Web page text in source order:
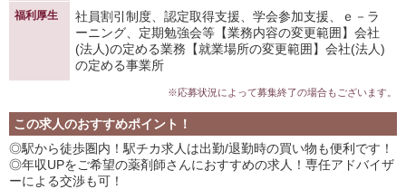
福利厚生
社員割引制度、認定取得支援、学会参加支援、ｅ－ラ
ーニング、定期勉強会等【業務内容の変更範囲】会社
(法人)の定める業務【就業場所の変更範囲】会社(法人)
の定める事業所
※応募状況によって募集終了の場合もございます。
この求人のおすすめポイント！
◎駅から徒歩圏内！駅チカ求人は出勤/退勤時の買い物も便利です！
◎年収UPをご希望の薬剤師さんにおすすめの求人！専任アドバイザ
ーによる交渉も可！